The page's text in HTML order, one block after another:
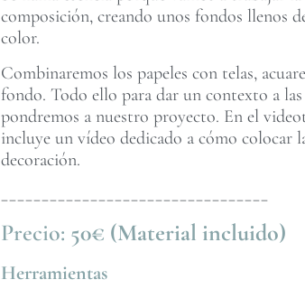
composición, creando unos fondos llenos
color.
Combinaremos los papeles con telas,
fondo. Todo ello para dar un contexto a
pondremos a nuestro proyecto. En el
incluye un vídeo dedicado a cómo colocar
decoración.
_________________________________
Precio: 50€ (Material incluido)
Herramientas